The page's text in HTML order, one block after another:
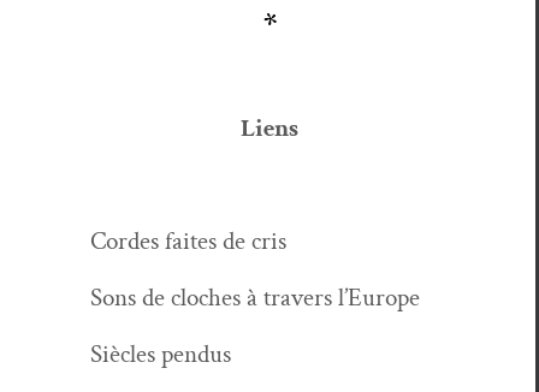
*
Liens
Cordes faites de cris
Sons de cloches à tra­vers l’Europe
Siè­cles pendus